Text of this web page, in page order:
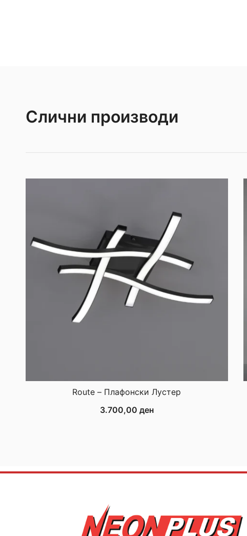
Слични производи
Route – Плафонски Лустер
3.700,00 ден